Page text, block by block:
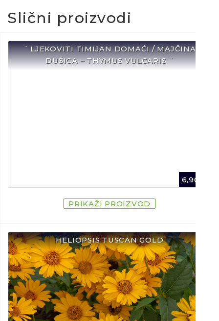
Slični proizvodi
¨ LJEKOVITI TIMIJAN DOMAĆI / MAJČINA
DUŠICA – THYMUS VULGARIS ¨
6,90
PRIKAŽI PROIZVOD
HELIOPSIS TUSCAN GOLD